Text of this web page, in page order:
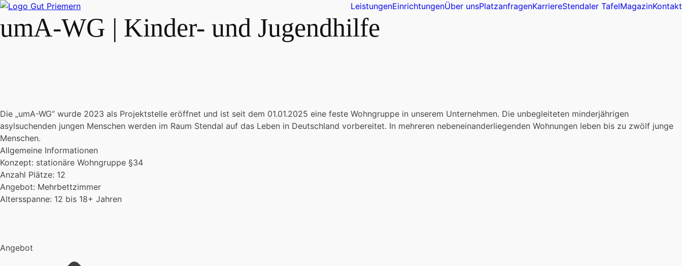
LeistungenEinrichtungenÜber unsPlatzanfragenKarriereStendaler TafelMagazinKontakt
umA-WG | Kinder- und Jugendhilfe
Die „umA-WG“ wurde 2023 als Projektstelle eröffnet und ist seit dem 01.01.2025 eine feste Wohngruppe in unserem Unternehmen. Die unbegleiteten minderjährigen
asylsuchenden jungen Menschen werden im Raum Stendal auf das Leben in Deutschland vorbereitet. In mehreren nebeneinanderliegenden Wohnungen leben bis zu zwölf junge
Menschen.
Allgemeine Informationen
Konzept: stationäre Wohngruppe §34
Anzahl Plätze: 12
Angebot: Mehrbettzimmer
Altersspanne: 12 bis 18+ Jahren
Angebot